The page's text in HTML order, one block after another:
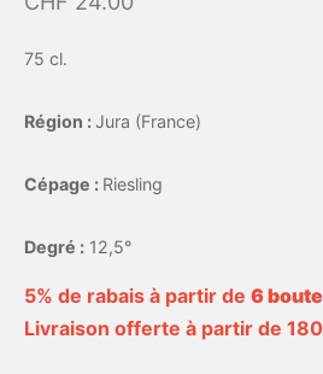
75 cl.
Région :Jura (France)
Cépage : Riesling
Degré : 12,5°
5% de rabais à partir de 6
Livraison offerte à partir de 180